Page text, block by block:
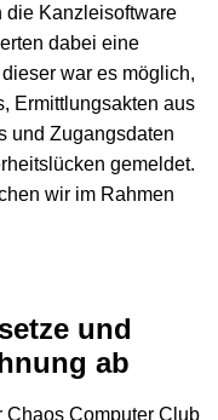
die Kanzleisoftware
dabei eine
war es möglich,
Ermittlungsakten aus
und Zugangsdaten
gemeldet.
wir im Rahmen
und
ab
Chaos Computer Club